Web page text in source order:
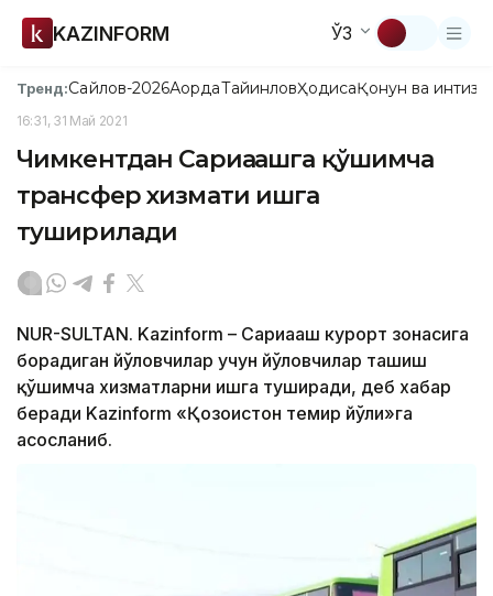
KAZINFORM ЎЗ
Тренд:Сайлов-2026АқордаТайинловҲодисаҚонун ва
16:31, 31 Май 2021
Чимкентдан Сариағашга қўшимча
трансфер хизмати ишга
туширилади
NUR-SULTAN. Kazinform – Сариағаш курорт зонасига
борадиган йўловчилар учун йўловчилар ташиш
қўшимча хизматларни ишга туширади, деб хабар
беради Kazinform «Қозоғистон темир йўли»га
асосланиб.